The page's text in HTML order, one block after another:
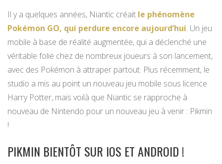
Il y a quelques années, Niantic créait le phénomène
Pokémon GO, qui perdure encore aujourd’hui. Un jeu
mobile à base de réalité augmentée, qui a déclenché une
véritable folie chez de nombreux joueurs à son lancement,
avec des Pokémon à attraper partout. Plus récemment, le
studio a mis au point un nouveau jeu mobile sous licence
Harry Potter, mais voilà que Niantic se rapproche à
nouveau de Nintendo pour un nouveau jeu à venir : Pikmin
!
PIKMIN BIENTÔT SUR IOS ET ANDROID !